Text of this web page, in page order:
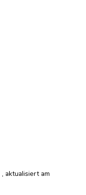
, aktualisiert am